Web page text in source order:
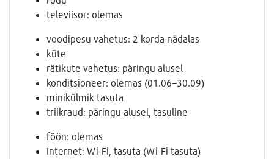
televiisor: olemas
voodipesu vahetus: 2 korda nädalas
küte
rätikute vahetus: päringu alusel
konditsioneer: olemas (01.06–30.09)
minikülmik tasuta
triikraud: päringu alusel, tasuline
föön: olemas
Internet: Wi-Fi, tasuta (Wi-Fi tasuta)